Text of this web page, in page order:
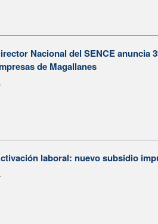
Nacional del SENCE anuncia
de Magallanes
laboral: nuevo subsidio